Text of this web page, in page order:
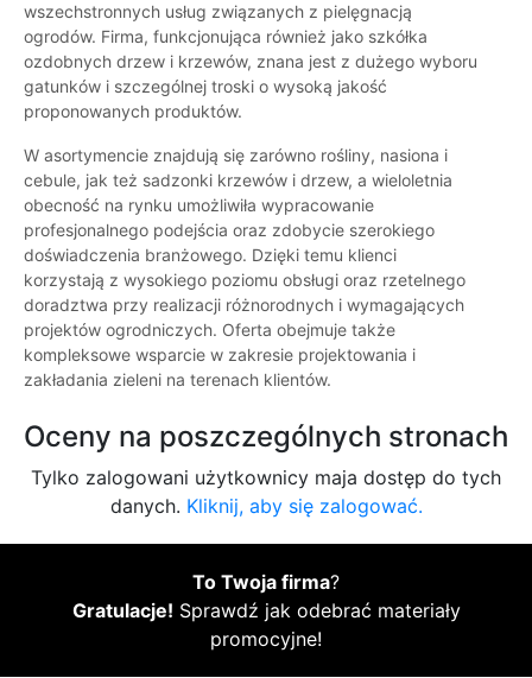
wszechstronnych usług związanych z pielęgnacją
ogrodów. Firma, funkcjonująca również jako szkółka
ozdobnych drzew i krzewów, znana jest z dużego wyboru
gatunków i szczególnej troski o wysoką jakość
proponowanych produktów.
W asortymencie znajdują się zarówno rośliny, nasiona i
cebule, jak też sadzonki krzewów i drzew, a wieloletnia
obecność na rynku umożliwiła wypracowanie
profesjonalnego podejścia oraz zdobycie szerokiego
doświadczenia branżowego. Dzięki temu klienci
korzystają z wysokiego poziomu obsługi oraz rzetelnego
doradztwa przy realizacji różnorodnych i wymagających
projektów ogrodniczych. Oferta obejmuje także
kompleksowe wsparcie w zakresie projektowania i
zakładania zieleni na terenach klientów.
Oceny na poszczególnych stronach
Tylko zalogowani użytkownicy maja dostęp do tych
danych. Kliknij, aby się zalogować.
To Twoja firma?
Gratulacje! Sprawdź jak odebrać materiały
promocyjne!